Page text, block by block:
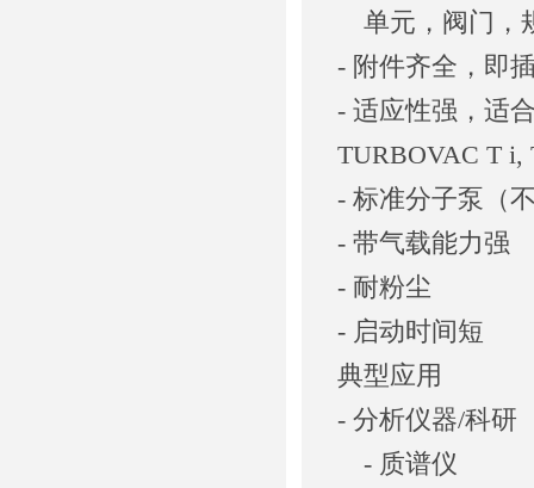
单元，阀门，
- 附件齐全，即
- 适应性强，适
TURBOVAC T i,
- 标准分子泵（
- 带气载能力强
- 耐粉尘
- 启动时间短
典型应用
- 分析仪器/科研
- 质谱仪